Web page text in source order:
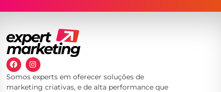
Somos experts em oferecer soluções de
marketing criativas, e de alta performance que